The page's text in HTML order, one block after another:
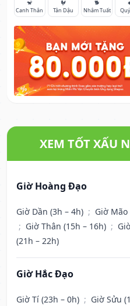
🐒
Canh Thân
🐓
Tân Dậu
🐕
Nhâm Tuất
XEM TỐT XẤU
Giờ Hoàng Đạo
Giờ Dần (3h – 4h) ; Giờ Mão
; Giờ Thân (15h – 16h) ;
(21h – 22h)
Giờ Hắc Đạo
Giờ Tí (23h – 0h) ; Giờ Sửu